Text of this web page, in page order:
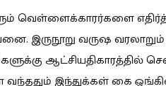
வெள்ளைக்காரர்களை
இருநூறு வருஷ
ஆட்சியதிகாரத்தில்
இந்துக்கள் கை